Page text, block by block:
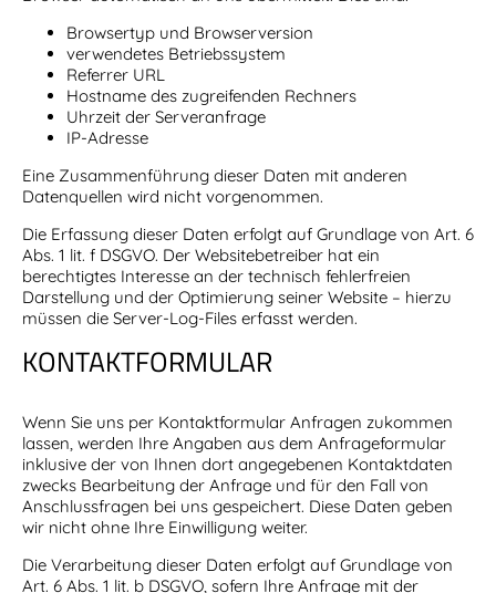
Browsertyp und Browserversion
verwendetes Betriebssystem
Referrer URL
Hostname des zugreifenden Rechners
Uhrzeit der Serveranfrage
IP-Adresse
Eine Zusammenführung dieser Daten mit anderen
Datenquellen wird nicht vorgenommen.
Die Erfassung dieser Daten erfolgt auf Grundlage von Art. 6
Abs. 1 lit. f DSGVO. Der Websitebetreiber hat ein
berechtigtes Interesse an der technisch fehlerfreien
Darstellung und der Optimierung seiner Website – hierzu
müssen die Server-Log-Files erfasst werden.
KONTAKTFORMULAR
Wenn Sie uns per Kontaktformular Anfragen zukommen
lassen, werden Ihre Angaben aus dem Anfrageformular
inklusive der von Ihnen dort angegebenen Kontaktdaten
zwecks Bearbeitung der Anfrage und für den Fall von
Anschlussfragen bei uns gespeichert. Diese Daten geben
wir nicht ohne Ihre Einwilligung weiter.
Die Verarbeitung dieser Daten erfolgt auf Grundlage von
Art. 6 Abs. 1 lit. b DSGVO, sofern Ihre Anfrage mit der